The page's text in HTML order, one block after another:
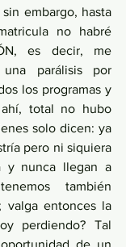
embargo, hasta
no habré
es decir, me
parálisis por
los programas y
total no hubo
solo dicen: ya
pero ni siquiera
y nunca llegan a
también
valga entonces la
perdiendo? Tal
de un